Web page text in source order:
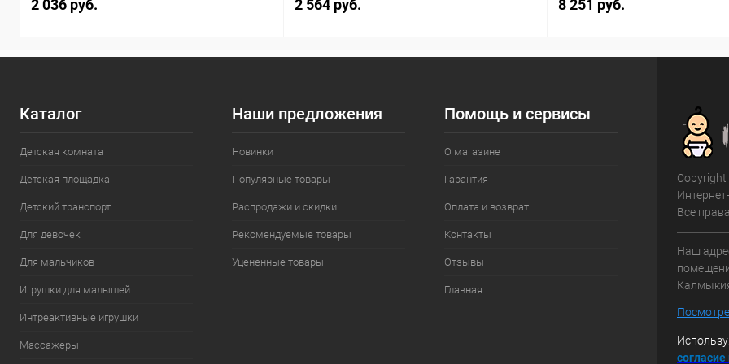
2 036 руб. 2 564 руб. 8 251 руб.
Каталог
Детская комната
Детская площадка
Детский транспорт
Для девочек
Для мальчиков
Игрушки для малышей
Интреактивные игрушки
Массажеры
Наши предложения
Новинки
Популярные товары
Распродажи и скидки
Рекомендуемые товары
Уцененные товары
Помощь и сервисы
О магазине
Гарантия
Оплата и возврат
Контакты
Отзывы
Главная
Все
Наш
согласие